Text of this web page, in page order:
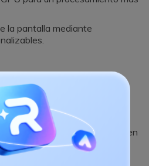
la pantalla mediante
de manera efectiva
IA.
acceso a funciones que lo hacen